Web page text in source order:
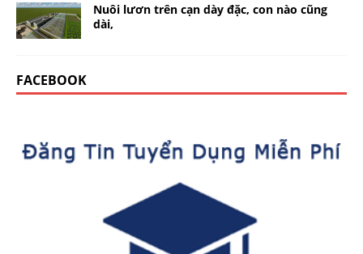
Nuôi lươn trên cạn dày đặc, con nào cũng
dài,
FACEBOOK